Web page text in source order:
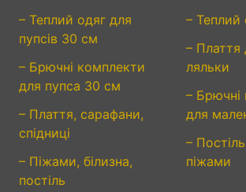
– Теплий одяг для
пупсів 30 см
– Брючні комплекти
для пупса 30 см
– Плаття, сарафани,
спідниці
– Піжами, білизна,
постіль
– Теплий
– Плаття
ляльки
– Брючні
для
–
піжами